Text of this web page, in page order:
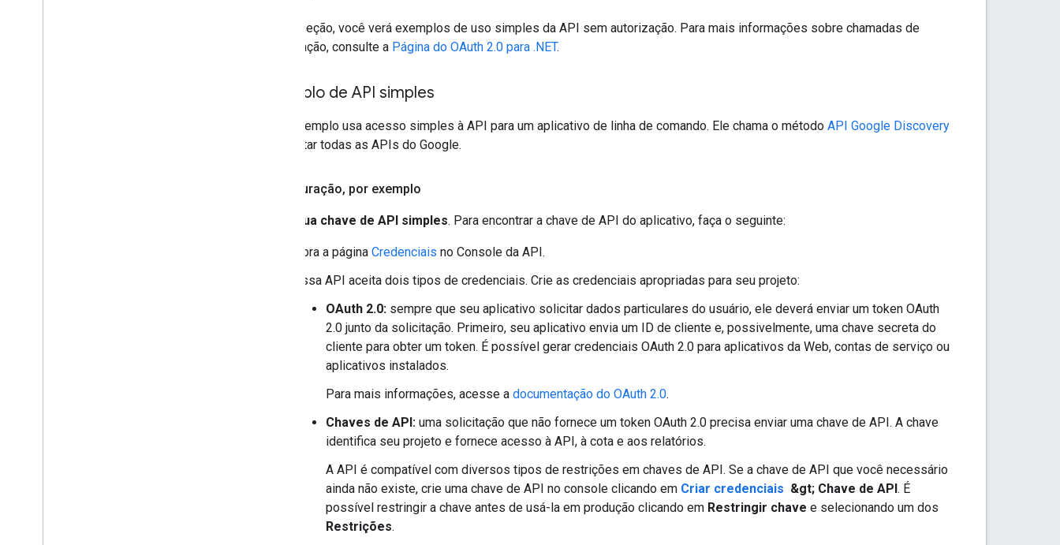
Nesta seção, você verá exemplos de uso simples da API sem autorização. Para mais informações sobre chamadas de
autorização, consulte a Página do OAuth 2.0 para .NET.
Exemplo de API simples
Este exemplo usa acesso simples à API para um aplicativo de linha de comando. Ele chama o método API Google Discovery
para listar todas as APIs do Google.
Configuração, por exemplo
Gere sua chave de API simples. Para encontrar a chave de API do aplicativo, faça o seguinte:
Abra a página Credenciais no Console da API.
Essa API aceita dois tipos de credenciais. Crie as credenciais apropriadas para seu projeto:
OAuth 2.0: sempre que seu aplicativo solicitar dados particulares do usuário, ele deverá enviar um token OAuth
2.0 junto da solicitação. Primeiro, seu aplicativo envia um ID de cliente e, possivelmente, uma chave secreta do
cliente para obter um token. É possível gerar credenciais OAuth 2.0 para aplicativos da Web, contas de serviço ou
aplicativos instalados.
Para mais informações, acesse a documentação do OAuth 2.0.
Chaves de API: uma solicitação que não fornece um token OAuth 2.0 precisa enviar uma chave de API. A chave
identifica seu projeto e fornece acesso à API, à cota e aos relatórios.
A API é compatível com diversos tipos de restrições em chaves de API. Se a chave de API que você necessário
ainda não existe, crie uma chave de API no console clicando em Criar credenciais &gt; Chave de API. É
possível restringir a chave antes de usá-la em produção clicando em Restringir chave e selecionando um dos
Restrições.